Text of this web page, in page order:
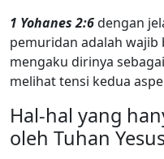
1 Yohanes 2:6dengan
pemuridan adalah wajib
mengaku dirinya
melihat tensi kedua
Hal-hal yang
oleh Tuhan